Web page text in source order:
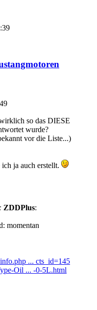
so das DIESE
wurde?
vor die Liste...)
ja auch erstellt.
ZDDPlus:
momentan
... cts_id=145
Oil ... -0-5L.html